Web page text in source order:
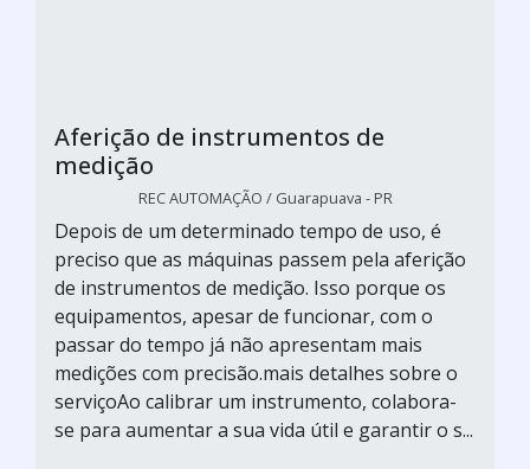
Aferição de instrumentos de
medição
REC AUTOMAÇÃO / Guarapuava - PR
Depois de um determinado tempo de uso, é
preciso que as máquinas passem pela aferição
de instrumentos de medição. Isso porque os
equipamentos, apesar de funcionar, com o
passar do tempo já não apresentam mais
medições com precisão.mais detalhes sobre o
serviçoAo calibrar um instrumento, colabora-
se para aumentar a sua vida útil e garantir o s...